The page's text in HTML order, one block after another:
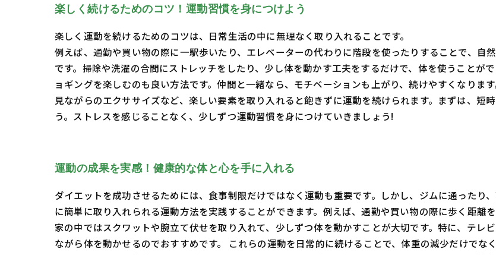
楽しく続けるためのコツ！運動習慣を身につけよう
楽しく運動を続けるためのコツは、日常生活の中に無理なく取り入れることです。
例えば、通勤や買い物の際に一駅歩いたり、エレベーターの代わりに階段を使ったりすることで、自
です。掃除や洗濯の合間にストレッチをしたり、少し体を動かす工夫をするだけで、体を使うことが
ョギングを楽しむのも良い方法です。仲間と一緒なら、モチベーションも上がり、続けやすくなりま
見ながらのエクササイズなど、楽しい要素を取り入れると飽きずに運動を続けられます。まずは、短
う。ストレスを感じることなく、少しずつ運動習慣を身につけていきましょう!
運動の成果を実感！健康的な体と心を手に入れる
ダイエットを成功させるためには、食事制限だけではなく運動も重要です。しかし、ジムに通ったり
に簡単に取り入れられる運動方法を実践することができます。例えば、通勤や買い物の際に歩く距離
家の中ではスクワットや腕立て伏せを取り入れて、少しずつ体を動かすことが大切です。特に、テレ
ながら体を動かせるのでおすすめです。 これらの運動を日常的に続けることで、体重の減少だけでな